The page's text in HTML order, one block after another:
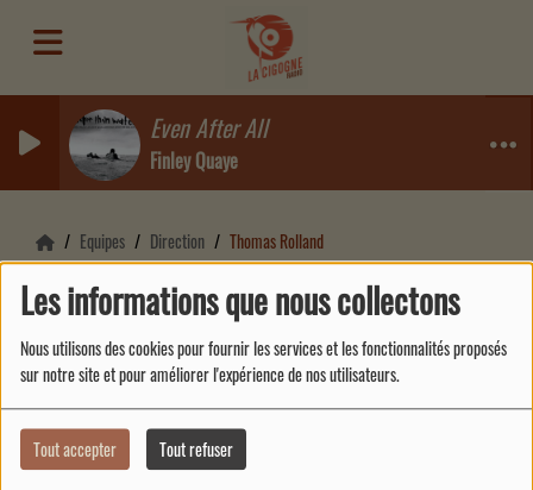
Les informations que nous collectons
Nous utilisons des cookies pour fournir les services et les fonctionnalités proposés
sur notre site et pour améliorer l'expérience de nos utilisateurs.
Tout accepter Tout refuser
Even After All
Finley Quaye
Equipes Direction Thomas Rolland
THOMAS ROLLAND
Thomas Funk-born of house
Rolland, First of his name, rightful